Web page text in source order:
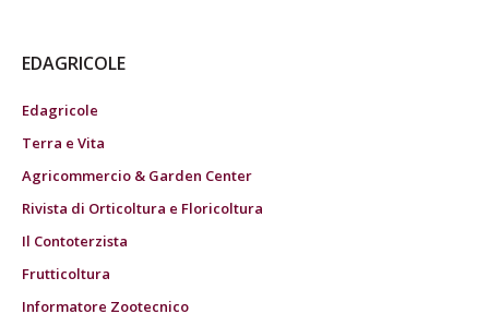
EDAGRICOLE
Edagricole
Terra e Vita
Agricommercio & Garden Center
Rivista di Orticoltura e Floricoltura
Il Contoterzista
Frutticoltura
Informatore Zootecnico